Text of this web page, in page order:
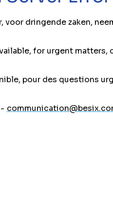
dringende zaken,
for urgent matters,
pour des questions